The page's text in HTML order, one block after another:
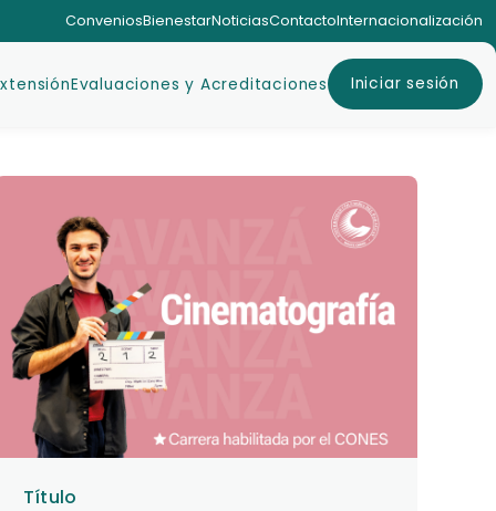
ConveniosBienestarNoticiasContactoInternacionalización
Evaluaciones y Acreditaciones Iniciar sesión
Título